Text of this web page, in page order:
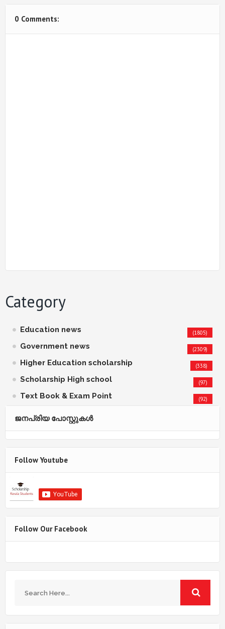
0 Comments:
Category
Education news (1805)
Government news (2309)
Higher Education scholarship (338)
Scholarship High school (97)
Text Book & Exam Point (92)
ജനപ്രിയ പോസ്റ്റുകള്‍‌
Follow Youtube
Follow Our Facebook